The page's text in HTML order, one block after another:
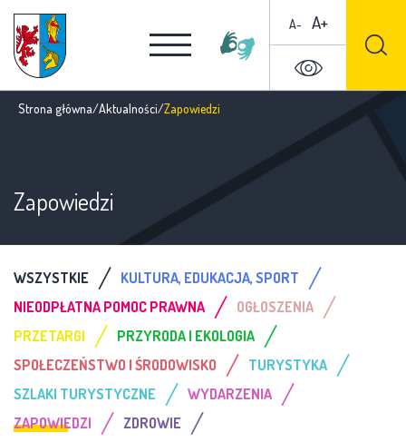
A- A+
Strona główna/Aktualności/Zapowiedzi
Zapowiedzi
WSZYSTKIE / KULTURA, EDUKACJA, SPORT /
NIEODPŁATNA POMOC PRAWNA / OGŁOSZENIA /
PRZETARGI / PRZYRODA I EKOLOGIA /
SPOŁECZEŃSTWO I ŚRODOWISKO / TURYSTYKA /
SZLAKI TURYSTYCZNE / WYDARZENIA /
ZAPOWIEDZI / ZDROWIE /